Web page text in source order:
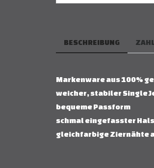
BESCHREIBUNG
Markenware aus 100%
weicher, stabiler Single
bequeme Passform
schmal eingefasster
gleichfarbige Ziernähte